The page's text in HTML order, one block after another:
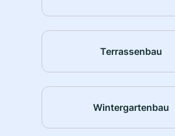
Terrassenbau
Wintergartenbau